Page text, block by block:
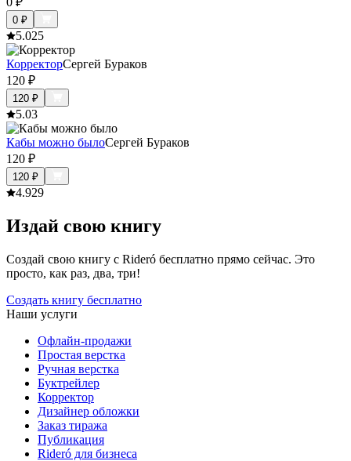
0 ₽
5.025
КорректорСергей Бураков
120 ₽
120 ₽
5.03
Кабы можно былоСергей Бураков
120 ₽
120 ₽
4.929
Издай свою книгу
Создай свою книгу с Rideró бесплатно прямо сейчас. Это
просто, как раз, два, три!
Создать книгу бесплатно
Наши услуги
Офлайн-продажи
Простая верстка
Ручная верстка
Буктрейлер
Корректор
Дизайнер обложки
Заказ тиража
Публикация
Rideró для бизнеса